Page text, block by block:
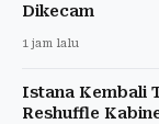
Dikecam
1 jam lalu
Istana Kembali
Reshuffle